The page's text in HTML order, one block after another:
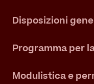
Disposizioni
Programma per
Modulistica e